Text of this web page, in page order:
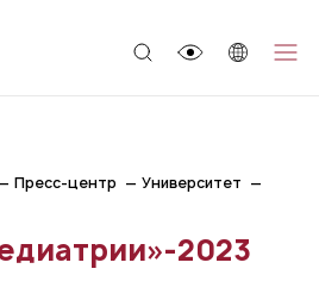
Пресс-центр
Университет
2023